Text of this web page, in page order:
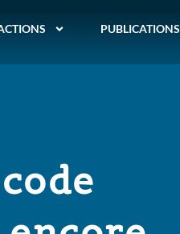
PUBLICATIONS